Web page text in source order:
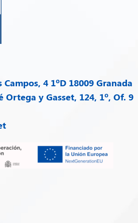
Campos, 4 1ºD 18009 Granada
Ortega y Gasset, 124, 1º, Of. 9